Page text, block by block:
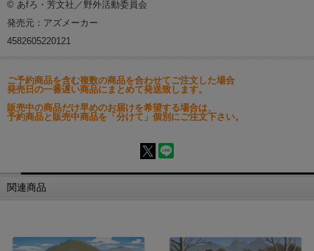
© あfろ・芳文社／野外活動委員会
発売元：アズメーカー
4582605220121
ご予約商品を含む複数の商品を合わせてご注文した場合
発売日の一番遅い商品にまとめて発送致します。
販売中の商品だけ早めのお届けを希望する場合は、
予約商品と販売中商品を「分けて」個別にご注文下さい。
関連商品